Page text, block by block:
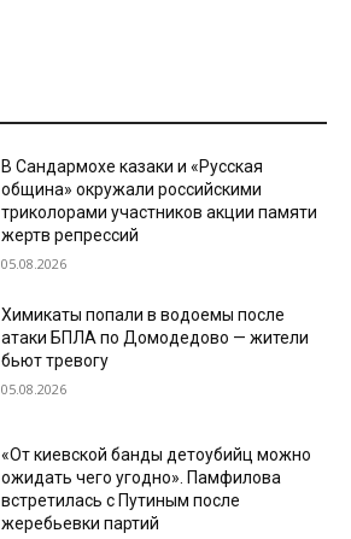
В Сандармохе казаки и «Русская
община» окружали российскими
триколорами участников акции памяти
жертв репрессий
05.08.2026
Химикаты попали в водоемы после
атаки БПЛА по Домодедово — жители
бьют тревогу
05.08.2026
«От киевской банды детоубийц можно
ожидать чего угодно». Памфилова
встретилась с Путиным после
жеребьевки партий